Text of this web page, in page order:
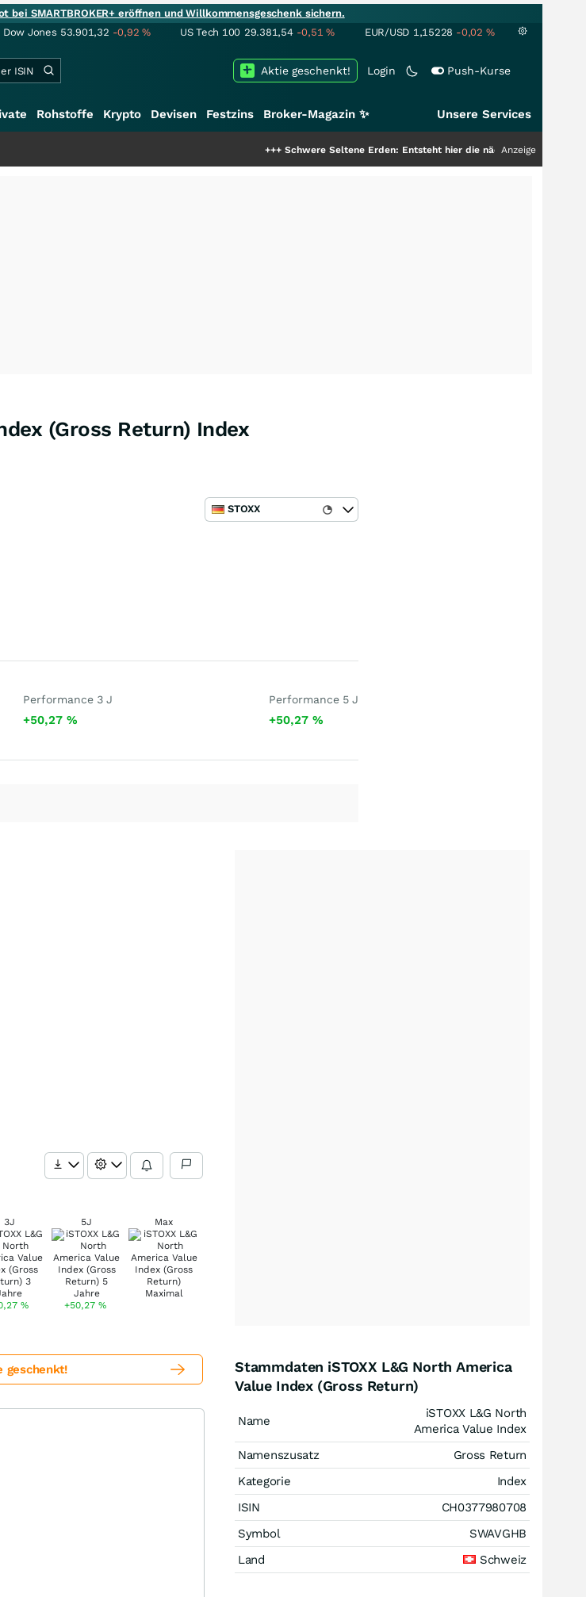
bei SMARTBROKER+ eröffnen und Willkommensgeschenk sichern.
Dow Jones 53.901,32 -0,92% US Tech 100 29.381,54 -0,51% EUR/USD 1,15228 -0,02 %
Login Push-Kurse
Aktie geschenkt!
Rohstoffe Krypto Devisen Festzins Broker-Magazin ✨ Unsere Services
Schwere Seltene Erden: Entsteht hier die nächste Milliardenstory?+++
Anzeige
(Gross Return) Index
STOXX
Performance 3 J
+50,27%
Performance 5 J
+50,27 %
3J
%
5J
+50,27 %
Max
geschenkt!
Stammdaten iSTOXX L&G North America
Value Index (Gross Return)
Name
iSTOXX L&G North
America Value Index
Namenszusatz
Gross Return
Kategorie
Index
ISIN
CH0377980708
Symbol
SWAVGHB
Land
Schweiz